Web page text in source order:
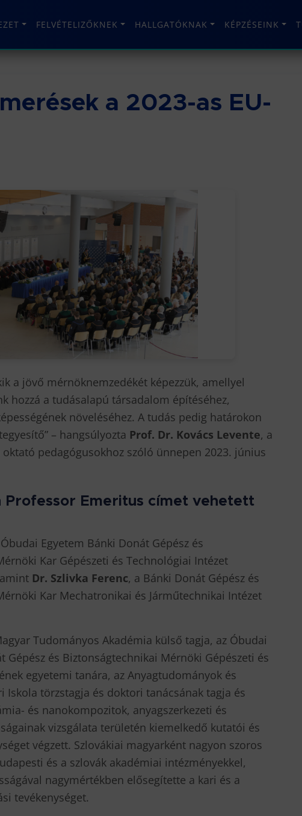
FELVÉTELIZŐKNEK HALLGATÓKNAK KÉPZÉSEINK
a 2023-as EU-
a jövő mérnöknemzedékét képezzük, amellyel
hozzá a tudásalapú társadalom építéséhez,
növeléséhez. A tudás pedig határokon
– hangsúlyozta Prof. Dr. Kovács Levente, a
pedagógusokhoz szóló ünnepen 2023. június
Professor Emeritus címet vehetett
Egyetem Bánki Donát Gépész és
Kar Gépészeti és Technológiai Intézet
Dr. Szlivka Ferenc, a Bánki Donát Gépész és
Kar Mechatronikai és Járműtechnikai Intézet
Tudományos Akadémia külső tagja, az Óbudai
Gépész és Biztonságtechnikai Mérnöki Gépészeti és
egyetemi tanára, az Anyagtudományok és
Iskola törzstagja és doktori tanácsának tagja és
és nanokompozitok, anyagszerkezeti és
vizsgálata területén kiemelkedő kutatói és
végzett. Szlovákiai magyarként nagyon szoros
és a szlovák akadémiai intézményekkel,
nagymértékben elősegítette a kari és a
tevékenységet.